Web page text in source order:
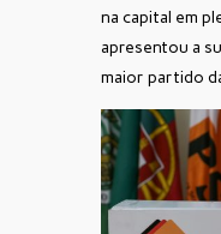
na capital em
apresentou a
maior partido